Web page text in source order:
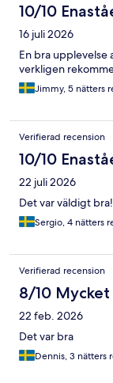
10/10
16 juli 2026
En bra upplevelse
verkligen
Jimmy, 5 nätters
Verifierad recension
10/10
22 juli 2026
Det var väldigt
Sergio, 4 nätters
Verifierad recension
8/10 Mycket
22 feb. 2026
Det var bra
Dennis, 3 nätters